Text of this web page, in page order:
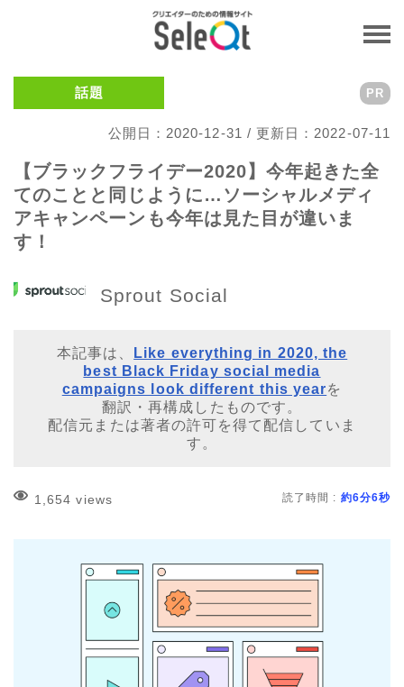
話題
公開日：2020-12-31 / 更新日：2022-07-11
PR
【ブラックフライデー2020】今年起きた全
てのことと同じように…ソーシャルメディ
アキャンペーンも今年は見た目が違いま
す！
Sprout Social
本記事は、
Like everything in 2020, the
best Black Friday social media
campaigns look different this yearを
翻訳・再構成したものです。
配信元または著者の許可を得て配信していま
す。
1,654 views 読了時間 : 約6分6秒